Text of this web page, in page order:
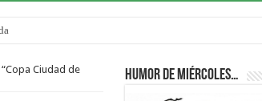
esperan una familia tiene CUD
Ciudad de
Humor de Miércoles…